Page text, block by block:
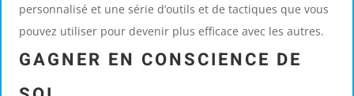
personnalisé et une série d’outils et de tactiques que vous
pouvez utiliser pour devenir plus efficace avec les autres.
GAGNER EN CONSCIENCE DE